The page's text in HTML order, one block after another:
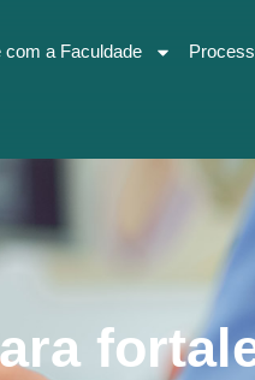
com a Faculdade